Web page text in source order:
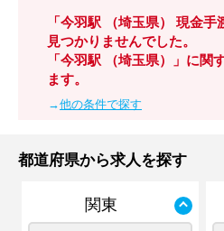
「今羽駅 （埼玉県） 現金
見つかりませんでした。
「今羽駅 （埼玉県）」に関
ます。
→他の条件で探す
都道府県から求人を探す
関東